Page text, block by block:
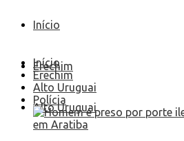
Início
Erechim
Alto Uruguai
Início
Erechim
Alto Uruguai
Polícia